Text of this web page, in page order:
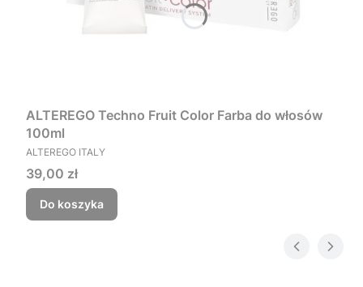
ALTEREGO Techno Fruit Color Farba do włosów
100ml
PRODUCENT
ALTEREGO ITALY
Cena
39,00 zł
Do koszyka